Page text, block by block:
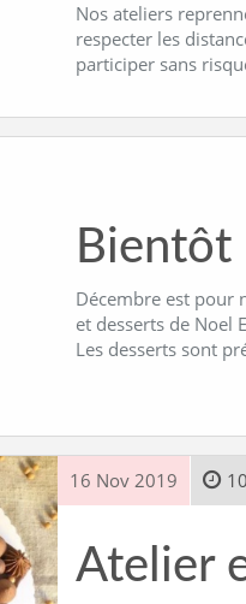
Nos ateliers
respecter les
participer sans
Bientôt
Décembre est pour
et desserts de Noel
Les desserts sont
16 Nov 2019
Atelier